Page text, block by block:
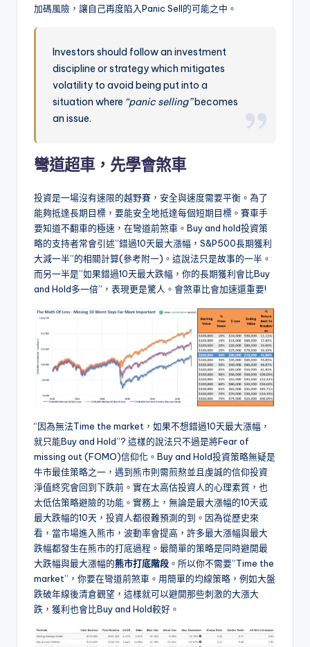
加碼風險，讓自己再度陷入Panic Sell的可能之中。
Investors should follow an investment
discipline or strategy which mitigates
volatility to avoid being put into a
situation where “panic selling”becomes
an issue.
彎道超車，先學會煞車
投資是一場沒有速限的越野賽，安全與速度需要平衡。為了
能夠抵達長期目標，要能安全地抵達每個短期目標。賽車手
要知道不翻車的極速，在彎道前煞車。Buy and hold投資策
略的支持者常會引述”錯過10天最大漲幅，S&P500長期獲利
大減一半”的相關計算(參考附一)。這說法只是故事的一半。
而另一半是”如果錯過10天最大跌幅，你的長期獲利會比Buy
and Hold多一倍”，表現更是驚人。會煞車比會加速還重要!
“因為無法Time the market，如果不想錯過10天最大漲幅，
就只能Buy and Hold”? 這樣的說法只不過是將Fear of
missing out (FOMO)信仰化。Buy and Hold投資策略無疑是
牛市最佳策略之一，遇到熊市則需煎熬並且虔誠的信仰投資
淨值終究會回到下跌前。實在太高估投資人的心理素質，也
太低估策略避險的功能。實務上，無論是最大漲幅的10天或
最大跌幅的10天，投資人都很難預測的到。因為從歷史來
看，當市場進入熊市，波動率會提高，許多最大漲幅與最大
跌幅都發生在熊市的打底過程。最簡單的策略是同時避開最
大跌幅與最大漲幅的熊市打底階段 。所以你不需要”Time the
market”，你要在彎道前煞車。用簡單的均線策略，例如大盤
跌破年線後清倉觀望，這樣就可以避開那些刺激的大漲大
跌，獲利也會比Buy and Hold較好。